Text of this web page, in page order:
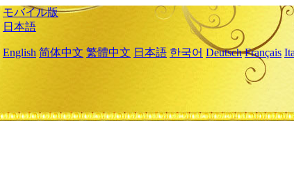
モバイル版
日本語
English 简体中文 繁體中文 日本語 한국어 Deutsch Français